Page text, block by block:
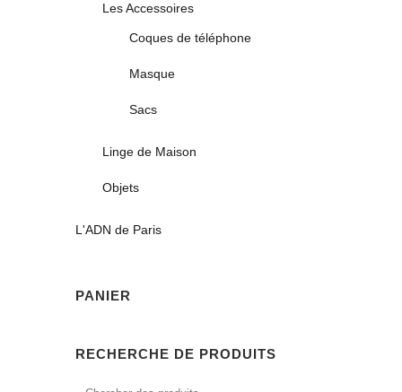
Les Accessoires
Coques de téléphone
Masque
Sacs
Linge de Maison
Objets
L'ADN de Paris
PANIER
RECHERCHE DE PRODUITS